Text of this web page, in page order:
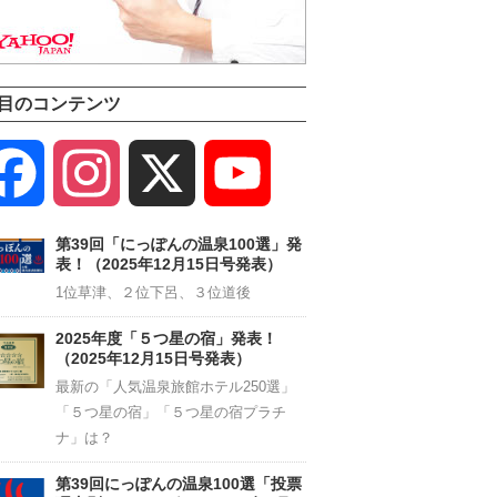
のコンテンツ
Facebook Instagram
Channel
第39回「にっぽんの温泉100選」発
表！（2025年12月15日号発表）
1位草津、２位下呂、３位道後
2025年度「５つ星の宿」発表！
（2025年12月15日号発表）
最新の「人気温泉旅館ホテル250選」
「５つ星の宿」「５つ星の宿プラチ
ナ」は？
第39回にっぽんの温泉100選「投票